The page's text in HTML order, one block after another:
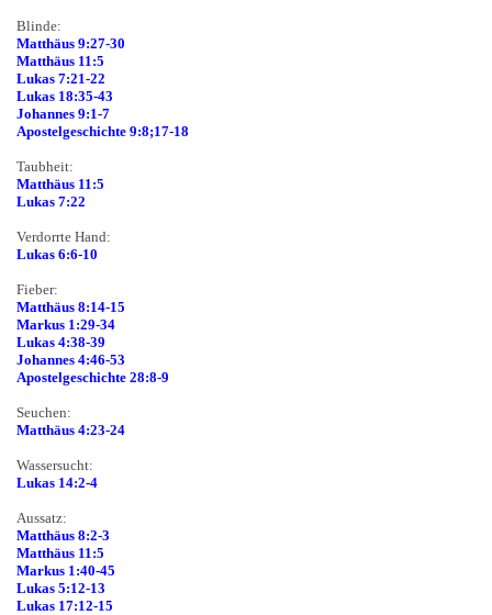
Blinde:
Matthäus 9:27-30
Matthäus 11:5
Lukas 7:21-22
Lukas 18:35-43
Johannes 9:1-7
Apostelgeschichte 9:8;17-18
Taubheit:
Matthäus 11:5
Lukas 7:22
Verdorrte Hand:
Lukas 6:6-10
Fieber:
Matthäus 8:14-15
Markus 1:29-34
Lukas 4:38-39
Johannes 4:46-53
Apostelgeschichte 28:8-9
Seuchen:
Matthäus 4:23-24
Wassersucht:
Lukas 14:2-4
Aussatz:
Matthäus 8:2-3
Matthäus 11:5
Markus 1:40-45
Lukas 5:12-13
Lukas 17:12-15